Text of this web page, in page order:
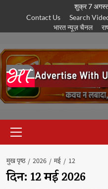
पर
शुक्र 7
Contact Us
Search
भारत न्यूज़ चैनल
सूची
मुख पृष्ठ 2026 मई 12
दिन: 12 मई 2026